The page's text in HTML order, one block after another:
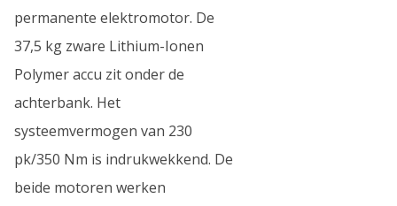
permanente elektromotor. De
37,5 kg zware Lithium-Ionen
Polymer accu zit onder de
achterbank. Het
systeemvermogen van 230
pk/350 Nm is indrukwekkend. De
beide motoren werken